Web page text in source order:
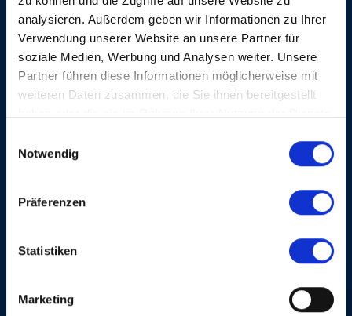
analysieren. Außerdem geben wir Informationen zu Ihrer
Verwendung unserer Website an unsere Partner für
soziale Medien, Werbung und Analysen weiter. Unsere
Partner führen diese Informationen möglicherweise mit
weiteren Daten zusammen, die Sie ihnen bereitgestellt
Notwendig
Präferenzen
Statistiken
Marketing
sich zusammen mit ihrer Begleitband auf das
enthusiastische Basler Publikum.
WEITERE KONZERTE
FR, 24. OKT. 1997, 20 UHR